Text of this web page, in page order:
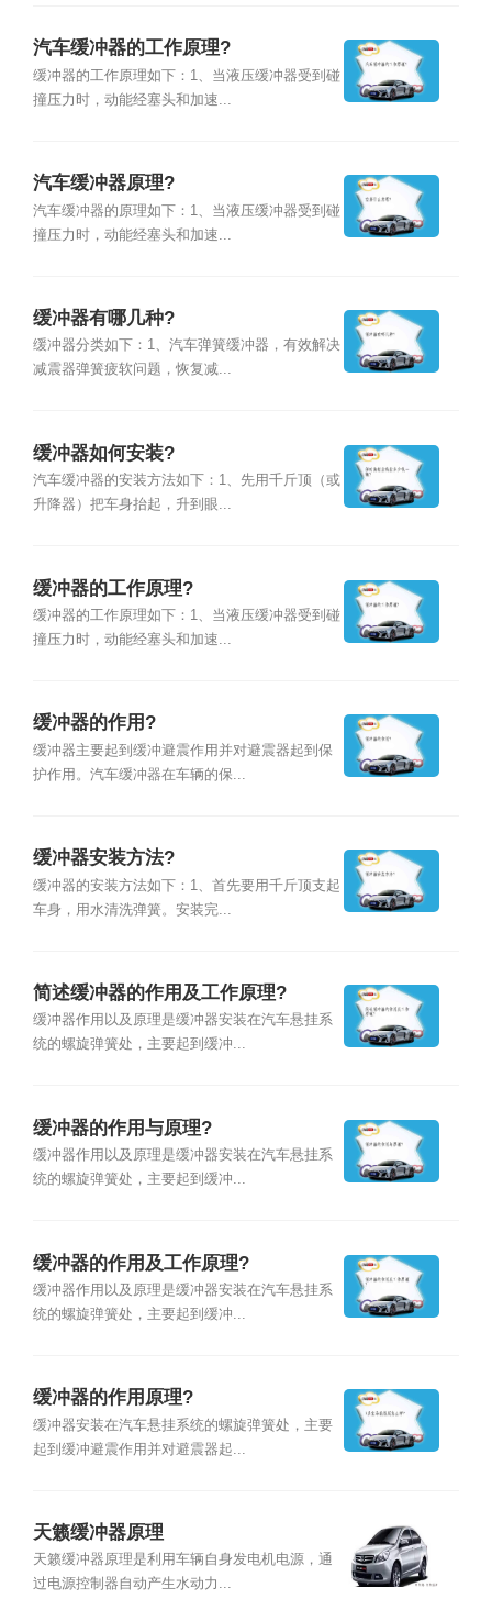
汽车缓冲器的工作原理?
缓冲器的工作原理如下：1、当液压缓冲器受到碰
撞压力时，动能经塞头和加速...
汽车缓冲器原理?
汽车缓冲器的原理如下：1、当液压缓冲器受到碰
撞压力时，动能经塞头和加速...
缓冲器有哪几种?
缓冲器分类如下：1、汽车弹簧缓冲器，有效解决
减震器弹簧疲软问题，恢复减...
缓冲器如何安装?
汽车缓冲器的安装方法如下：1、先用千斤顶（或
升降器）把车身抬起，升到眼...
缓冲器的工作原理?
缓冲器的工作原理如下：1、当液压缓冲器受到碰
撞压力时，动能经塞头和加速...
缓冲器的作用?
缓冲器主要起到缓冲避震作用并对避震器起到保
护作用。汽车缓冲器在车辆的保...
缓冲器安装方法?
缓冲器的安装方法如下：1、首先要用千斤顶支起
车身，用水清洗弹簧。安装完...
简述缓冲器的作用及工作原理?
缓冲器作用以及原理是缓冲器安装在汽车悬挂系
统的螺旋弹簧处，主要起到缓冲...
缓冲器的作用与原理?
缓冲器作用以及原理是缓冲器安装在汽车悬挂系
统的螺旋弹簧处，主要起到缓冲...
缓冲器的作用及工作原理?
缓冲器作用以及原理是缓冲器安装在汽车悬挂系
统的螺旋弹簧处，主要起到缓冲...
缓冲器的作用原理?
缓冲器安装在汽车悬挂系统的螺旋弹簧处，主要
起到缓冲避震作用并对避震器起...
天籁缓冲器原理
天籁缓冲器原理是利用车辆自身发电机电源，通
过电源控制器自动产生水动力...